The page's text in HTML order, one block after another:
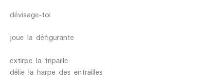
dévisage-toi
joue la défigurante
extirpe la tripaille
délie la harpe des entrailles